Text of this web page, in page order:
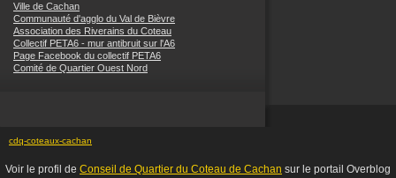
Ville de Cachan
Communauté d'agglo du Val de Bièvre
Association des Riverains du Coteau
Collectif PETA6 - mur antibruit sur l'A6
Page Facebook du collectif PETA6
Comité de Quartier Ouest Nord
cdq-coteaux-cachan
Voir le profil de Conseil de Quartier du Coteau de Cachan sur le portail Overblog